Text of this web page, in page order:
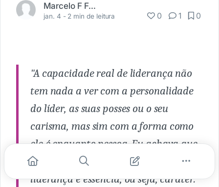
Marcelo F Fortunato Jr
jan. 4 - 2 min de leitura 0 1 0
"A capacidade real de liderança não
tem nada a ver com a personalidade
do líder, as suas posses ou o seu
carisma, mas sim com a forma como
ele é enquanto pessoa. Eu achava que
liderança era estilo, mas agora sei que
liderança é essência, ou seja, caráter. "